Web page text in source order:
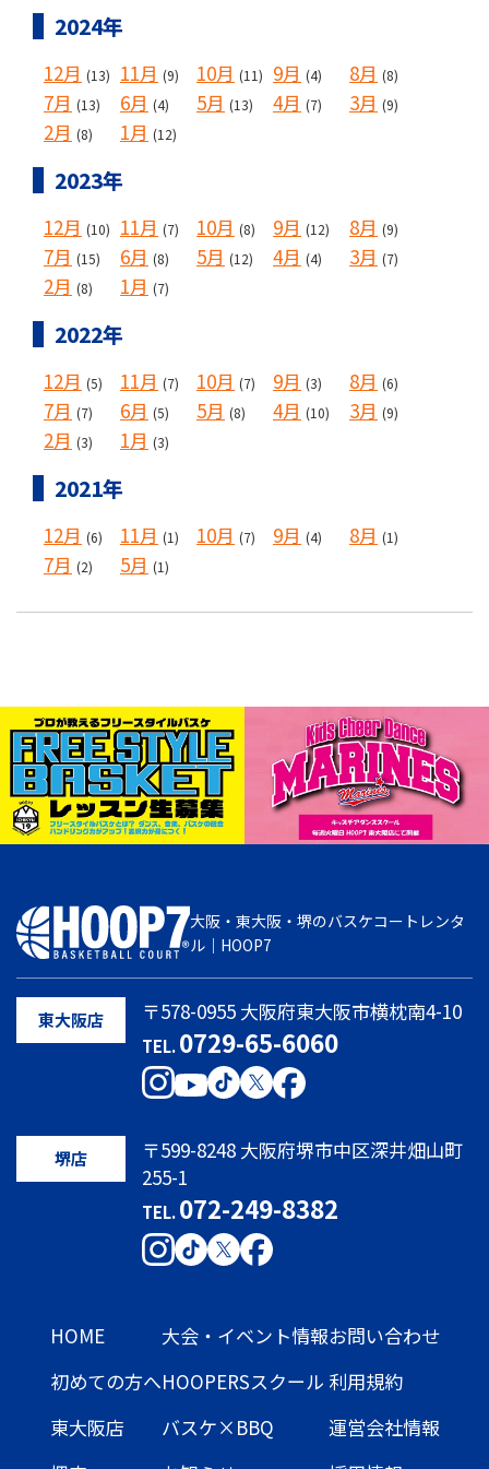
2024年
12月 (13) 11月 (9) 10月 (11) 9月 (4) 8月 (8)
7月 (13) 6月 (4) 5月 (13) 4月 (7) 3月 (9)
2月 (8) 1月 (12)
2023年
12月 (10) 11月 (7) 10月 (8) 9月 (12) 8月 (9)
7月 (15) 6月 (8) 5月 (12) 4月 (4) 3月 (7)
2月 (8) 1月 (7)
2022年
12月 (5) 11月 (7) 10月 (7) 9月 (3) 8月 (6)
7月 (7) 6月 (5) 5月 (8) 4月 (10) 3月 (9)
2月 (3) 1月 (3)
2021年
12月 (6) 11月 (1) 10月 (7) 9月 (4) 8月 (1)
7月 (2) 5月 (1)
大阪・東大阪・堺のバスケコートレンタ
ル｜HOOP7
東大阪店 〒578-0955 大阪府東大阪市横枕南4-10
TEL.0729-65-6060
堺店
〒599-8248 大阪府堺市中区深井畑山町
255-1
TEL.072-249-8382
HOME
初めての方へ
東大阪店
大会・イベント情報
HOOPERSスクール
バスケ×BBQ
お問い合わせ
利用規約
運営会社情報